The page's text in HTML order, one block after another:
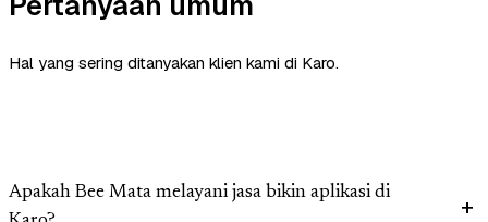
Hal yang sering ditanyakan klien kami di Karo.
Apakah Bee Mata melayani jasa bikin aplikasi di